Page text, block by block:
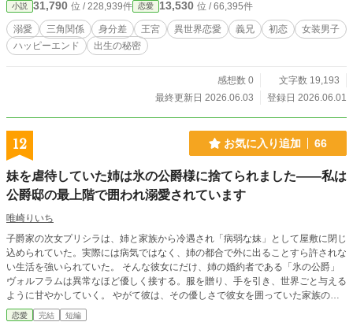
れる王女」から「選び取る王妃」へと立場を変えていく。 恋と家族と王位が交
錯する、王宮恋愛ファンタジー。
小説 31,790 位 / 228,939件 恋愛 13,530 位 / 66,395件
溺愛 三角関係 身分差 王宮 異世界恋愛 義兄 初恋
女装男子
ハッピーエンド
出生の秘密
感想数 0
文字数 19,193
最終更新日 2026.06.03
登録日 2026.06.01
12 お気に入り追加 66
妹を虐待していた姉は氷の公爵様に捨てられました――私は
公爵邸の最上階で囲われ溺愛されています
唯崎りいち
子爵家の次女プリシラは、姉と家族から冷遇され「病弱な妹」として屋敷に閉じ
込められていた。実際には病気ではなく、姉の都合で外に出ることすら許されな
い生活を強いられていた。 そんな彼女にだけ、姉の婚約者である「氷の公爵」
ヴォルフラムは異常なほど優しく接する。服を贈り、手を引き、世界ごと与える
ように甘やかしていく。 やがて彼は、その優しさで彼女を囲っていた家族の支
配ごと壊し、プリシラを“外の世界”へ連れ出してしまう。
恋愛 完結 短編